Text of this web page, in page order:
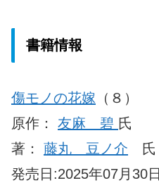
書籍情報
傷モノの花嫁 （８）
原作： 友麻 碧 氏
著： 藤丸 豆ノ介 氏
発売日:2025年07月30日